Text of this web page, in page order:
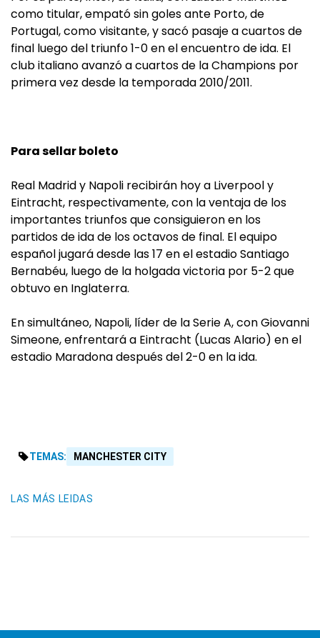
como titular, empató sin goles ante Porto, de
Portugal, como visitante, y sacó pasaje a cuartos de
final luego del triunfo 1-0 en el encuentro de ida. El
club italiano avanzó a cuartos de la Champions por
primera vez desde la temporada 2010/2011.
Para sellar boleto
Real Madrid y Napoli recibirán hoy a Liverpool y
Eintracht, respectivamente, con la ventaja de los
importantes triunfos que consiguieron en los
partidos de ida de los octavos de final. El equipo
español jugará desde las 17 en el estadio Santiago
Bernabéu, luego de la holgada victoria por 5-2 que
obtuvo en Inglaterra.
En simultáneo, Napoli, líder de la Serie A, con Giovanni
Simeone, enfrentará a Eintracht (Lucas Alario) en el
estadio Maradona después del 2-0 en la ida.
TEMAS: MANCHESTER CITY
LAS MÁS LEIDAS